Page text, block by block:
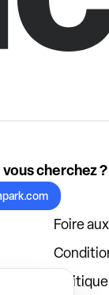
cherchez ?
Foire